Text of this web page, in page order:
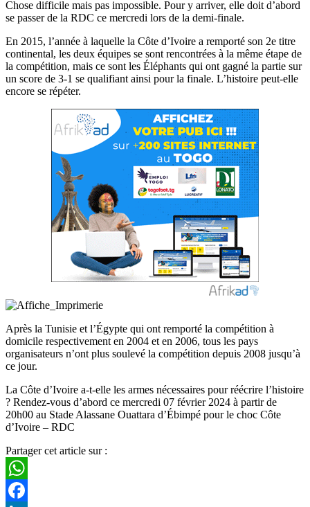
Chose difficile mais pas impossible. Pour y arriver, elle doit d’abord
se passer de la RDC ce mercredi lors de la demi-finale.
En 2015, l’année à laquelle la Côte d’Ivoire a remporté son 2e titre
continental, les deux équipes se sont rencontrées à la même étape de
la compétition, mais ce sont les Éléphants qui ont gagné la partie sur
un score de 3-1 se qualifiant ainsi pour la finale. L’histoire peut-elle
encore se répéter.
Après la Tunisie et l’Égypte qui ont remporté la compétition à
domicile respectivement en 2004 et en 2006, tous les pays
organisateurs n’ont plus soulevé la compétition depuis 2008 jusqu’à
ce jour.
La Côte d’Ivoire a-t-elle les armes nécessaires pour réécrire l’histoire
? Rendez-vous d’abord ce mercredi 07 février 2024 à partir de
20h00 au Stade Alassane Ouattara d’Ébimpé pour le choc Côte
d’Ivoire – RDC
Partager cet article sur :
WhatsApp